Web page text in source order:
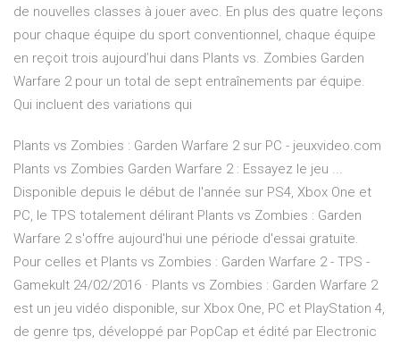
de nouvelles classes à jouer avec. En plus des quatre leçons
pour chaque équipe du sport conventionnel, chaque équipe
en reçoit trois aujourd’hui dans Plants vs. Zombies Garden
Warfare 2 pour un total de sept entraînements par équipe.
Qui incluent des variations qui
Plants vs Zombies : Garden Warfare 2 sur PC - jeuxvideo.com
Plants vs Zombies Garden Warfare 2 : Essayez le jeu ...
Disponible depuis le début de l'année sur PS4, Xbox One et
PC, le TPS totalement délirant Plants vs Zombies : Garden
Warfare 2 s'offre aujourd'hui une période d'essai gratuite.
Pour celles et Plants vs Zombies : Garden Warfare 2 - TPS -
Gamekult 24/02/2016 · Plants vs Zombies : Garden Warfare 2
est un jeu vidéo disponible, sur Xbox One, PC et PlayStation 4,
de genre tps, développé par PopCap et édité par Electronic